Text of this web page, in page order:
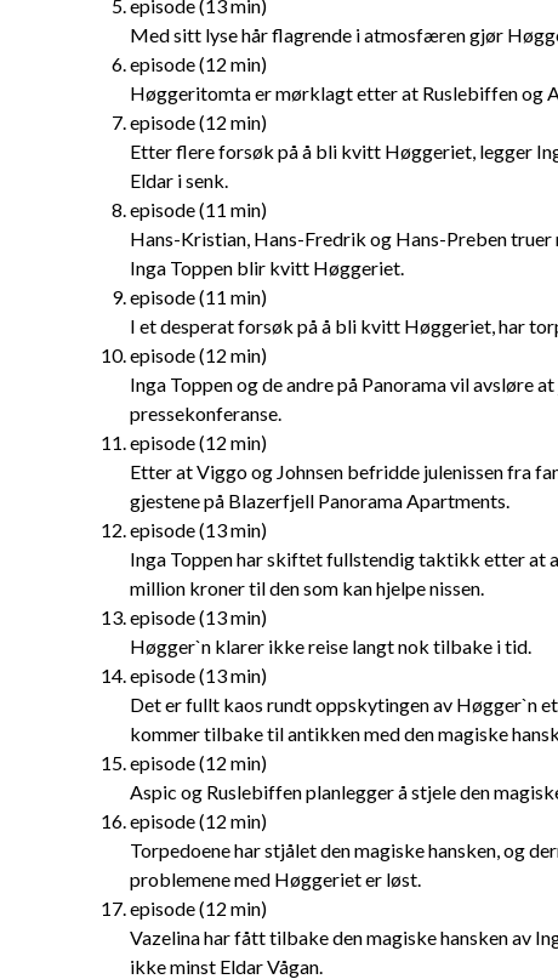
episode (13 min)
Med sitt lyse hår flagrende i atmosfæren gjør
episode (12 min)
Høggeritomta er mørklagt etter at Ruslebiffen og
episode (12 min)
Etter flere forsøk på å bli kvitt Høggeriet, legger
Eldar i senk.
episode (11 min)
Hans-Kristian, Hans-Fredrik og Hans-Preben
Inga Toppen blir kvitt Høggeriet.
episode (11 min)
I et desperat forsøk på å bli kvitt Høggeriet, har
episode (12 min)
Inga Toppen og de andre på Panorama vil avsløre
pressekonferanse.
episode (12 min)
Etter at Viggo og Johnsen befridde julenissen fra
gjestene på Blazerfjell Panorama Apartments.
episode (13 min)
Inga Toppen har skiftet fullstendig taktikk etter at
million kroner til den som kan hjelpe nissen.
episode (13 min)
Høgger`n klarer ikke reise langt nok tilbake i tid.
episode (13 min)
Det er fullt kaos rundt oppskytingen av Høgger`n
kommer tilbake til antikken med den magiske
episode (12 min)
Aspic og Ruslebiffen planlegger å stjele den
episode (12 min)
Torpedoene har stjålet den magiske hansken, og
problemene med Høggeriet er løst.
episode (12 min)
Vazelina har fått tilbake den magiske hansken av
ikke minst Eldar Vågan.